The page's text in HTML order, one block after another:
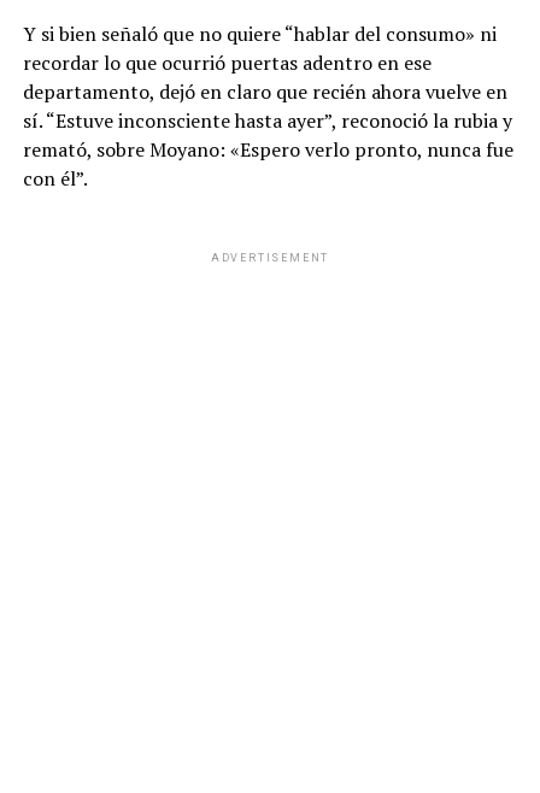
Y si bien señaló que no quiere “hablar del consumo» ni
recordar lo que ocurrió puertas adentro en ese
departamento, dejó en claro que recién ahora vuelve en
sí. “Estuve inconsciente hasta ayer”, reconoció la rubia y
remató, sobre Moyano: «Espero verlo pronto, nunca fue
con él”.
ADVERTISEMENT